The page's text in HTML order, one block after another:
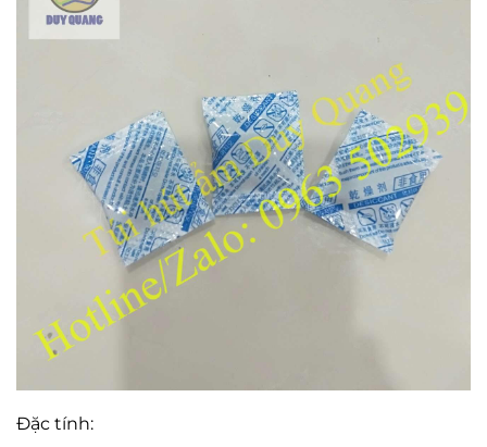
Đặc tính: